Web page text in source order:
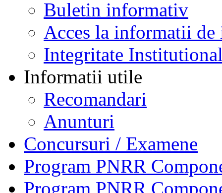
Buletin informativ
Acces la informatii de
Integritate
Informatii utile
Recomandari
Anunturi
Concursuri / Examene
Program PNRR
Program PNRR